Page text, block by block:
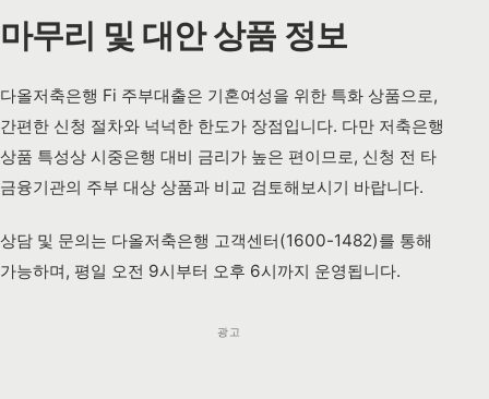
마무리 및 대안 상품 정보
다올저축은행 Fi 주부대출은 기혼여성을 위한 특화 상품으로,
간편한 신청 절차와 넉넉한 한도가 장점입니다. 다만 저축은행
상품 특성상 시중은행 대비 금리가 높은 편이므로, 신청 전 타
금융기관의 주부 대상 상품과 비교 검토해보시기 바랍니다.
상담 및 문의는 다올저축은행 고객센터(1600-1482)를 통해
가능하며, 평일 오전 9시부터 오후 6시까지 운영됩니다.
광고